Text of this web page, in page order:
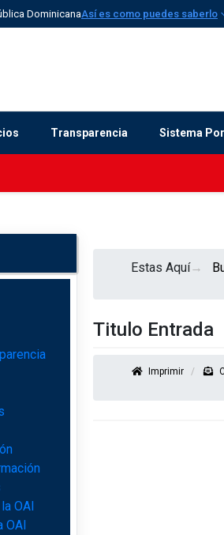
DominicanaAsí es como puedes saberlo
Transparencia Sistema
OAI
OAI
Estas Aquí
Titulo Entrada
Imprimir